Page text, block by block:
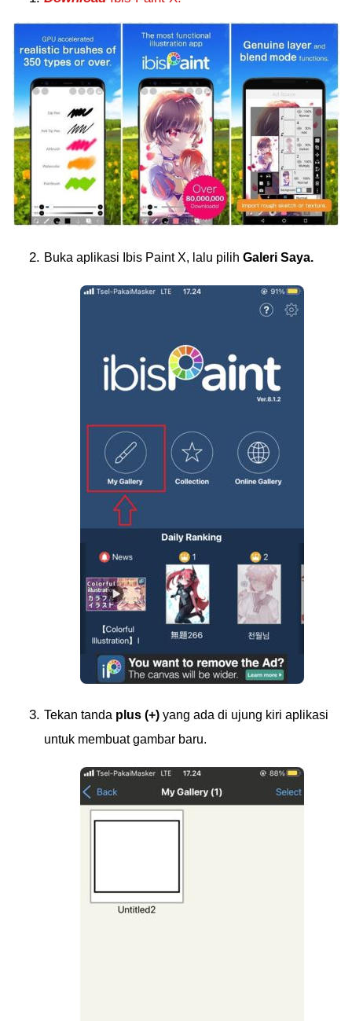
Buka aplikasi Ibis Paint X, lalu pilih Galeri Saya.
Tekan tanda plus (+) yang ada di ujung kiri aplikasi
untuk membuat gambar baru.